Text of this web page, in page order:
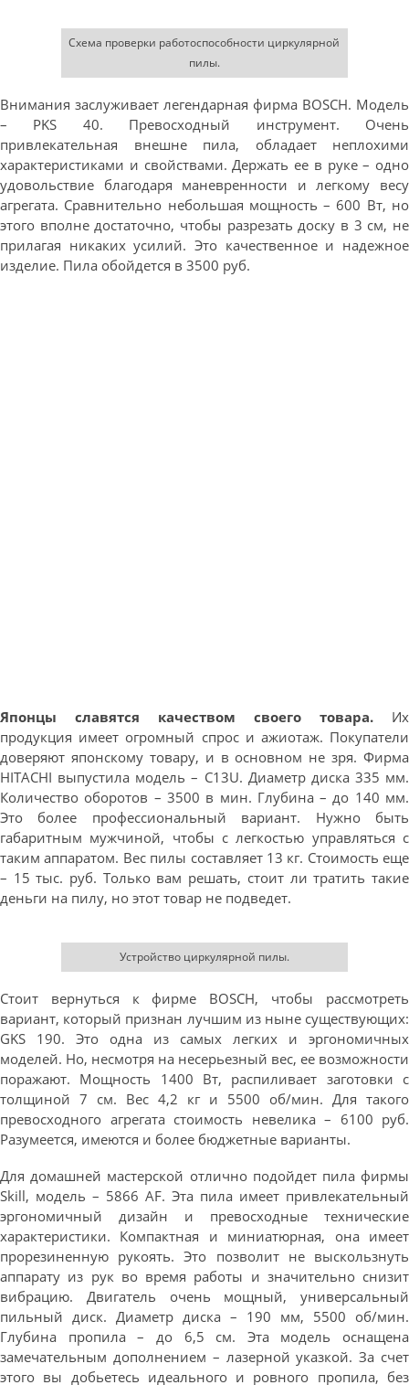
Схема проверки работоспособности циркулярной
пилы.
Внимания заслуживает легендарная фирма BOSCH. Модель
– PKS 40. Превосходный инструмент. Очень
привлекательная внешне пила, обладает неплохими
характеристиками и свойствами. Держать ее в руке – одно
удовольствие благодаря маневренности и легкому весу
агрегата. Сравнительно небольшая мощность – 600 Вт, но
этого вполне достаточно, чтобы разрезать доску в 3 см, не
прилагая никаких усилий. Это качественное и надежное
изделие. Пила обойдется в 3500 руб.
Японцы славятся качеством своего товара. Их
продукция имеет огромный спрос и ажиотаж. Покупатели
доверяют японскому товару, и в основном не зря. Фирма
HITACHI выпустила модель – С13U. Диаметр диска 335 мм.
Количество оборотов – 3500 в мин. Глубина – до 140 мм.
Это более профессиональный вариант. Нужно быть
габаритным мужчиной, чтобы с легкостью управляться с
таким аппаратом. Вес пилы составляет 13 кг. Стоимость еще
– 15 тыс. руб. Только вам решать, стоит ли тратить такие
деньги на пилу, но этот товар не подведет.
Устройство циркулярной пилы.
Стоит вернуться к фирме BOSCH, чтобы рассмотреть
вариант, который признан лучшим из ныне существующих:
GKS 190. Это одна из самых легких и эргономичных
моделей. Но, несмотря на несерьезный вес, ее возможности
поражают. Мощность 1400 Вт, распиливает заготовки с
толщиной 7 см. Вес 4,2 кг и 5500 об/мин. Для такого
превосходного агрегата стоимость невелика – 6100 руб.
Разумеется, имеются и более бюджетные варианты.
Для домашней мастерской отлично подойдет пила фирмы
Skill, модель – 5866 AF. Эта пила имеет привлекательный
эргономичный дизайн и превосходные технические
характеристики. Компактная и миниатюрная, она имеет
прорезиненную рукоять. Это позволит не выскользнуть
аппарату из рук во время работы и значительно снизит
вибрацию. Двигатель очень мощный, универсальный
пильный диск. Диаметр диска – 190 мм, 5500 об/мин.
Глубина пропила – до 6,5 см. Эта модель оснащена
замечательным дополнением – лазерной указкой. За счет
этого вы добьетесь идеального и ровного пропила, без